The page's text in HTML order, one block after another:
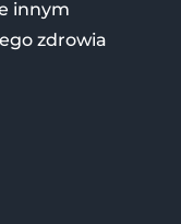
innym
zdrowia